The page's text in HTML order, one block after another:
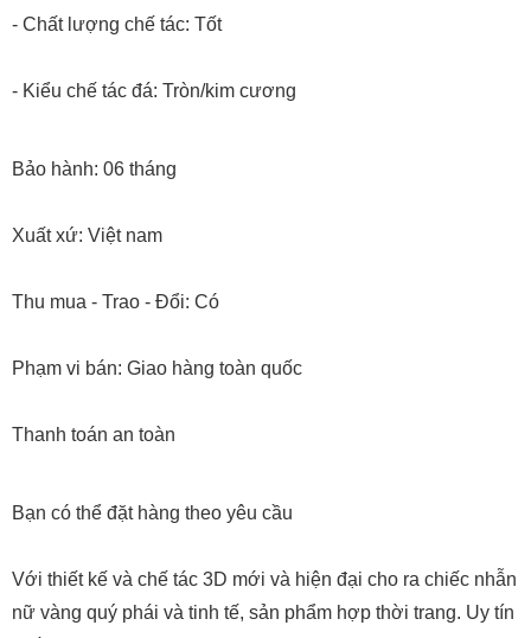
- Chất lượng chế tác: Tốt
- Kiểu chế tác đá: Tròn/kim cương
Bảo hành: 06 tháng
Xuất xứ: Việt nam
Thu mua - Trao - Đổi: Có
Phạm vi bán: Giao hàng toàn quốc
Thanh toán an toàn
Bạn có thể đặt hàng theo yêu cầu
Với thiết kế và chế tác 3D mới và hiện đại cho ra chiếc nhẫn
nữ vàng quý phái và tinh tế, sản phẩm hợp thời trang. Uy tín